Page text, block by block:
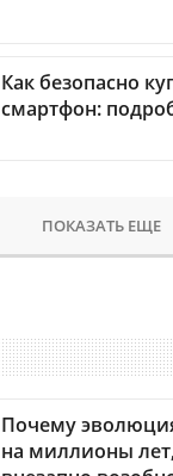
Как безопасно
смартфон:
ПОКАЗАТЬ ЕЩЕ
Почему
на миллионы